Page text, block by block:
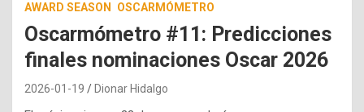
AWARD SEASON OSCARMÓMETRO
Oscarmómetro #11: Predicciones
finales nominaciones Oscar 2026
2026-01-19 Dionar Hidalgo